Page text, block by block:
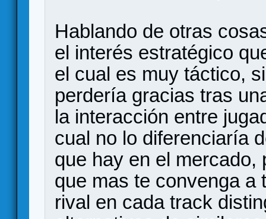
Hablando de otras
el interés estratégico
el cual es muy táctico,
perdería gracias tras
la interacción entre
cual no lo diferenciaría
que hay en el mercado,
que mas te convenga a
rival en cada track